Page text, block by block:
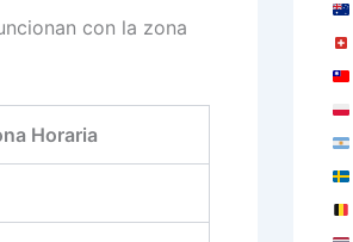
con la zona
Horaria